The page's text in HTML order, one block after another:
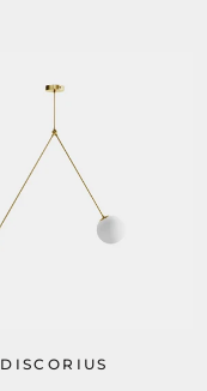
DISCORIUS